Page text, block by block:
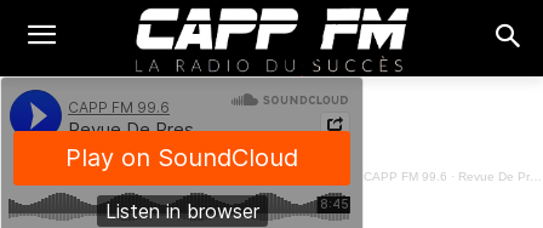
CAPP FM 99.6 · Revue De Presse Fon - 12 Mars 2026